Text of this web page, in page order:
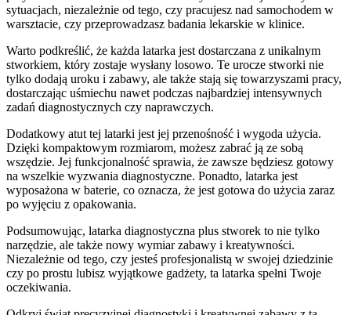
sytuacjach, niezależnie od tego, czy pracujesz nad samochodem w
warsztacie, czy przeprowadzasz badania lekarskie w klinice.
Warto podkreślić, że każda latarka jest dostarczana z unikalnym
stworkiem, który zostaje wysłany losowo. Te urocze stworki nie
tylko dodają uroku i zabawy, ale także stają się towarzyszami pracy,
dostarczając uśmiechu nawet podczas najbardziej intensywnych
zadań diagnostycznych czy naprawczych.
Dodatkowy atut tej latarki jest jej przenośność i wygoda użycia.
Dzięki kompaktowym rozmiarom, możesz zabrać ją ze sobą
wszędzie. Jej funkcjonalność sprawia, że zawsze będziesz gotowy
na wszelkie wyzwania diagnostyczne. Ponadto, latarka jest
wyposażona w baterie, co oznacza, że jest gotowa do użycia zaraz
po wyjęciu z opakowania.
Podsumowując, latarka diagnostyczna plus stworek to nie tylko
narzędzie, ale także nowy wymiar zabawy i kreatywności.
Niezależnie od tego, czy jesteś profesjonalistą w swojej dziedzinie
czy po prostu lubisz wyjątkowe gadżety, ta latarka spełni Twoje
oczekiwania.